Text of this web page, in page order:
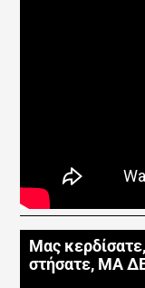
Μας
στήσατε, ΜΑ